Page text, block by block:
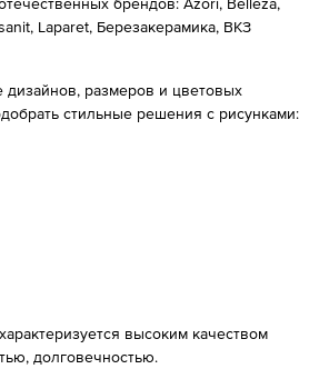
брендов: Azori, Belleza,
Laparet, Березакерамика, ВКЗ
дизайнов, размеров и цветовых
стильные решения с рисунками:
высоким качеством
долговечностью.